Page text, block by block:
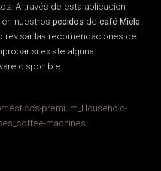
A través de esta aplicación
nuestrospedidos decafé Miele
revisar las recomendaciones de
si existe alguna
disponible.